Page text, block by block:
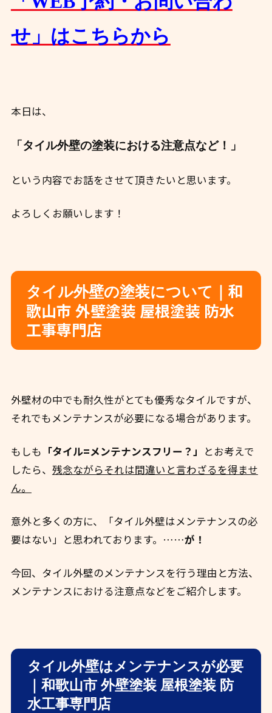
せ」はこちらから
本日は、
「タイル外壁の塗装における注意点など！」
という内容でお話をさせて頂きたいと思います。
よろしくお願いします！
タイル外壁の塗装について
和
歌山市 外壁塗装 屋根塗装 防水
工事専門店
外壁材の中でも耐久性がとても優秀なタイルですが、
それでもメンテナンスが必要になる場合があります。
もしも 「タイル=メンテナンスフリー？」 とお考えで
したら、 残念ながらそれは間違いと言わざるを得ませ
ん。
意外と多くの方に、「タイル外壁はメンテナンスの必
要はない」と思われております。……が！
今回、タイル外壁のメンテナンスを行う理由と方法、
メンテナンスにおける注意点などをご紹介します。
タイル外壁はメンテナンスが必要
｜和歌山市 外壁塗装 屋根塗装 防
水工事専門店